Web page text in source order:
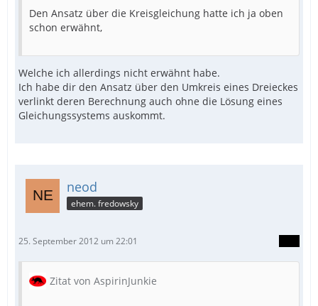
Den Ansatz über die Kreisgleichung hatte ich ja oben
schon erwähnt,
Welche ich allerdings nicht erwähnt habe.
Ich habe dir den Ansatz über den Umkreis eines Dreieckes
verlinkt deren Berechnung auch ohne die Lösung eines
Gleichungssystems auskommt.
neod
ehem. fredowsky
25. September 2012 um 22:01
Zitat von AspirinJunkie